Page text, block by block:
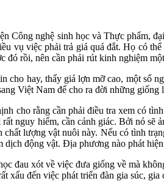
Công nghệ sinh học và Thực phẩm,
vụ việc phải trả giá quá đắt. Họ có
đó rồi, nên cần phải rút kinh nghiệm một
cho hay, thấy giá lợn mỡ cao, một số
Việt Nam để cho ra đời những
cho rằng cần phải điều tra xem có
nguy hiểm, cần cảnh giác. Bởi nó
chất lượng vật nuôi này. Nếu có tình
dịch động vật. Địa phương nào phát
đau xót về việc đưa giống về mà
xấu đến việc phát triển đàn gia súc,